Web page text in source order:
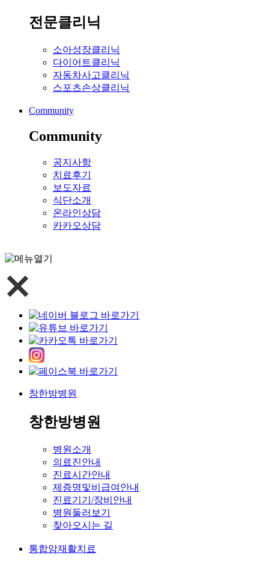
전문클리닉
소아성장클리닉
다이어트클리닉
자동차사고클리닉
스포츠손상클리닉
Community
Community
공지사항
치료후기
보도자료
식단소개
온라인상담
카카오상담
창한방병원
창한방병원
병원소개
의료진안내
진료시간안내
제증명및비급여안내
진료기기/장비안내
병원둘러보기
찾아오시는 길
통합암재활치료